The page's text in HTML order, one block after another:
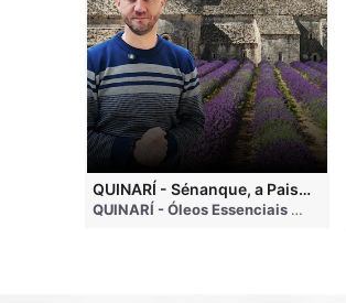
• 4 months ago
QUINARÍ - Sénanque, a Paisagem Mais Famosa da Aromaterapia
QUINARÍ - Óleos Essenciais e Aromaterapia